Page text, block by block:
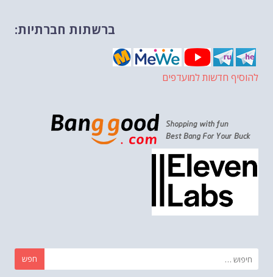
ברשתות חברתיות:
להוסיף חדשות למועדפים
חפש: